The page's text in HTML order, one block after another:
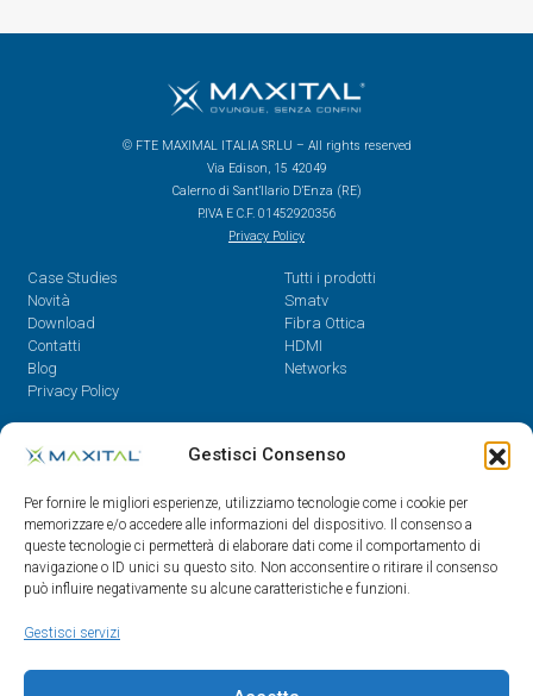
Gestisci Consenso
Per fornire le migliori esperienze, utilizziamo tecnologie come i cookie per
memorizzare e/o accedere alle informazioni del dispositivo. Il consenso a
queste tecnologie ci permetterà di elaborare dati come il comportamento di
navigazione o ID unici su questo sito. Non acconsentire o ritirare il consenso
può influire negativamente su alcune caratteristiche e funzioni.
Gestisci servizi
© FTE MAXIMAL ITALIA SRLU – All rights reserved
Via Edison, 15 42049
Calerno di Sant’Ilario D’Enza (RE)
P.IVA E C.F. 01452920356
Privacy Policy
Case Studies
Novità
Download
Contatti
Blog
Privacy Policy
Tutti i prodotti
Smatv
Fibra Ottica
HDMI
Networks
Contatti
08.30 - 12.30 / 14 - 18
0522/909701
0522/909748